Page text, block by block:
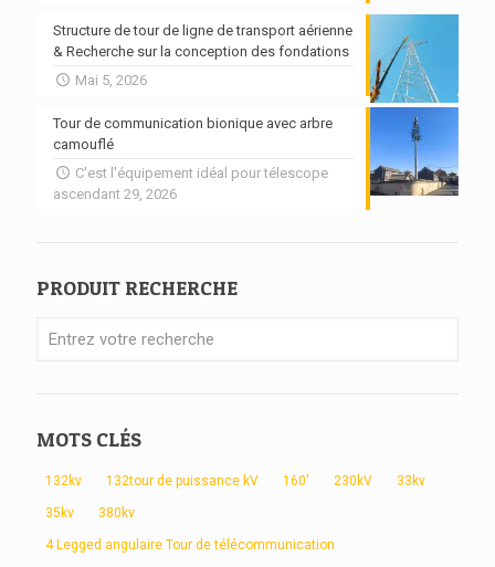
Structure de tour de ligne de transport aérienne
& Recherche sur la conception des fondations
Mai 5, 2026
Tour de communication bionique avec arbre
camouflé
C'est l'équipement idéal pour télescope
ascendant 29, 2026
PRODUIT RECHERCHE
MOTS CLÉS
132kv 132tour de puissance kV 160' 230kV 33kv
35kv 380kv
4 Legged angulaire Tour de télécommunication